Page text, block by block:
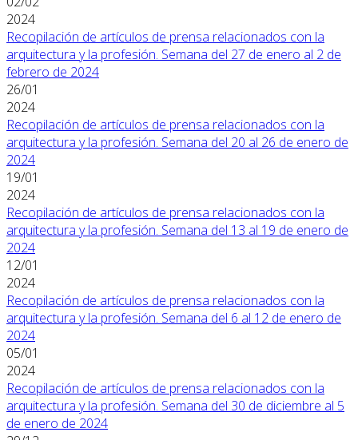
2024
Recopilación de artículos de prensa relacionados con la
arquitectura y la profesión. Semana del 27 de enero al 2 de
febrero de 2024
26/01
2024
Recopilación de artículos de prensa relacionados con la
arquitectura y la profesión. Semana del 20 al 26 de enero de
2024
19/01
2024
Recopilación de artículos de prensa relacionados con la
arquitectura y la profesión. Semana del 13 al 19 de enero de
2024
12/01
2024
Recopilación de artículos de prensa relacionados con la
arquitectura y la profesión. Semana del 6 al 12 de enero de
2024
05/01
2024
Recopilación de artículos de prensa relacionados con la
arquitectura y la profesión. Semana del 30 de diciembre al 5
de enero de 2024